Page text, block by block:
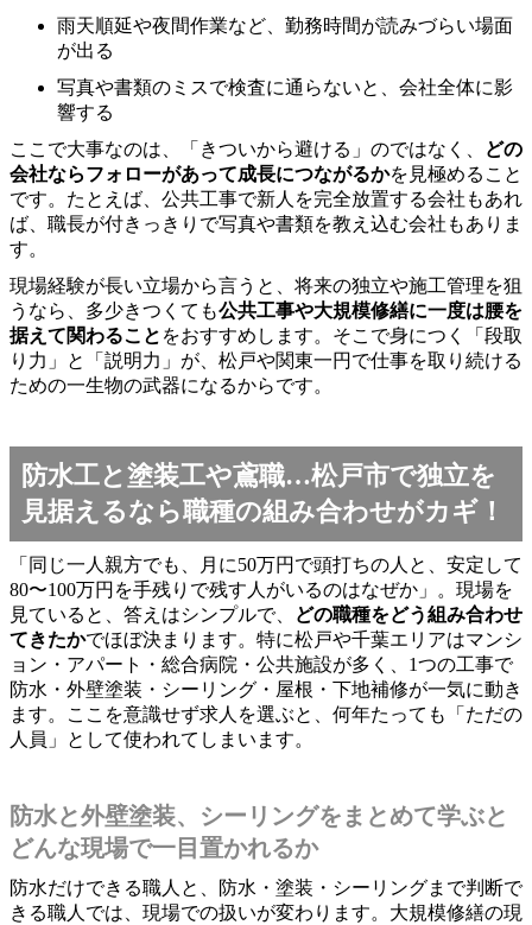
雨天順延や夜間作業など、勤務時間が読みづらい場面
が出る
写真や書類のミスで検査に通らないと、会社全体に影
響する
ここで大事なのは、「きついから避ける」のではなく、
どの
会社ならフォローがあって成長につながるかを見極めること
です。たとえば、公共工事で新人を完全放置する会社もあれ
ば、職長が付きっきりで写真や書類を教え込む会社もありま
す。
現場経験が長い立場から言うと、将来の独立や施工管理を狙
うなら、多少きつくても公共工事や大規模修繕に一度は腰を
据えて関わること をおすすめします。そこで身につく「段取
り力」と「説明力」が、松戸や関東一円で仕事を取り続ける
ための一生物の武器になるからです。
防水工と塗装工や鳶職…松戸市で独立を
見据えるなら職種の組み合わせがカギ！
「同じ一人親方でも、月に50万円で頭打ちの人と、安定して
80〜100万円を手残りで残す人がいるのはなぜか」。現場を
見ていると、答えはシンプルで、
どの職種をどう組み合わせ
てきたかでほぼ決まります。特に松戸や千葉エリアはマンシ
ョン・アパート・総合病院・公共施設が多く、1つの工事で
防水・外壁塗装・シーリング・屋根・下地補修が一気に動き
ます。ここを意識せず求人を選ぶと、何年たっても「ただの
人員」として使われてしまいます。
防水と外壁塗装、シーリングをまとめて学ぶと
どんな現場で一目置かれるか
防水だけできる職人と、防水・塗装・シーリングまで判断で
きる職人では、現場での扱いが変わります。大規模修繕の現